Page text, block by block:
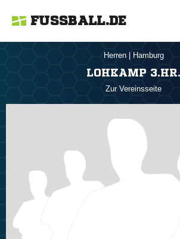
FUSSBALL.DE
Herren Hamburg
LOHKAMP 3.HR.
Zur Vereinsseite